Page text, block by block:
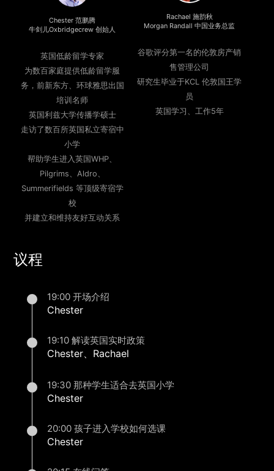
Chester 范鹏腾
牛剑儿Oxbridgecrew 创始人
英国低龄留学专家
为数百家庭提供低龄留学服
务，前新东方、环球雅思出国
培训名师
英国利兹大学传播学硕士
走访了数百所英国私立寄宿中
小学
帮助学生进入英国WHP、
Pilgrims、Aldro、
Summerifields 等顶级寄宿学
校
并建立和维持友好互动关系
Rachael 施韵秋
Morgan Randall 中国业务总监
谷歌评分第一名的伦敦房产销
售管理公司
研究生毕业于KCL 伦敦国王学
员
英国学习、工作5年
议程
19:00 开场介绍
Chester
19:10 解读英国实时政策
Chester、Rachael
19:30 那种学生适合去英国小学
Chester
20:00 孩子进入学校如何选课
Chester